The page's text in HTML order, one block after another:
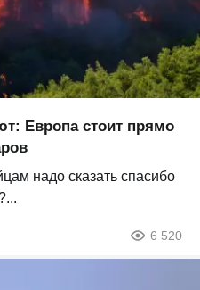
Европа стоит прямо
надо сказать спасибо
6 520